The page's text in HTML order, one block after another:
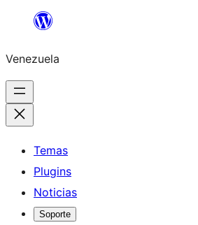
Saltar
contenido
Venezuela
Temas
Plugins
Noticias
Soporte